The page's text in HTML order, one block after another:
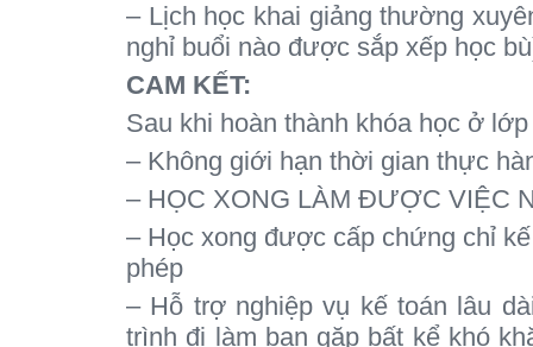
– Lịch học khai giảng thường
nghỉ buổi nào được sắp xếp học
CAM KẾT:
Sau khi hoàn thành khóa học ở
– Không giới hạn thời gian thực
– HỌC XONG LÀM ĐƯỢC VIỆC
– Học xong được cấp chứng chỉ
phép
– Hỗ trợ nghiệp vụ kế toán lâu
trình đi làm bạn gặp bất kể khó